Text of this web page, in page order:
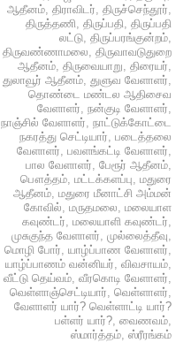
ஆதீனம், திராவிடர், திருச்செந்தூர்,
திருத்தணி, திருப்பதி, திருப்பதி
லட்டு, திருப்பரங்குன்றம்,
திருவண்ணாமலை, திருவாவடுதுறை
ஆதீனம், திருவையாறு, திரையர்,
துலாவூர் ஆதீனம், துளுவ வேளாளர்,
தொண்டை மண்டல ஆதிசைவ
வேளாளர், நன்குடி வேளாளர்,
நாஞ்சில் வேளாளர், நாட்டுக்கோட்டை
நகரத்து செட்டியார், படைத்தலை
வேளாளர், பவளங்கட்டி வேளாளர்,
பால வேளாளர், பேரூர் ஆதீனம்,
பௌத்தம், மட்டக்களப்பு, மதுரை
ஆதீனம், மதுரை மீனாட்சி அம்மன்
கோவில், மருதமலை, மலையாள
கவுண்டர், மலையாளி கவுண்டர்,
முசுகுந்த வேளாளர், முல்லைத்தீவு,
மொழி போர், யாழ்ப்பாண வேளாளர்,
யாழ்ப்பாணம் வன்னியர், விவசாயம்,
வீட்டு தெய்வம், வீரகொடி வேளாளர்,
வெள்ளாஞ்செட்டியார், வெள்ளாளர்,
வேளாளர் யார்? வெள்ளாட்டி யார்?
பள்ளர் யார்?, வைணவம்,
ஸ்மார்த்தம், ஸ்ரீரங்கம்